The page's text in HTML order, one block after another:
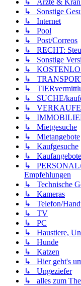
↳ Ärzte &
↳ Sonstige
↳ Internet
↳ Pool
↳ Post/Correos
↳ RECHT:
↳ Sonstige
↳
↳
↳
↳ SUCHE/
↳ VERKAUFE
↳
↳ Mietgesuche
↳ Mietangebote
↳ Kaufgesuche
↳ Kaufangebote
↳ PERSONAL/
Empfehlungen
↳ Technische
↳ Kameras
↳ Telefon/
↳ TV
↳ PC
↳ Haustiere,
↳ Hunde
↳ Katzen
↳ Hier geht's
↳ Ungeziefer
↳ alles zum